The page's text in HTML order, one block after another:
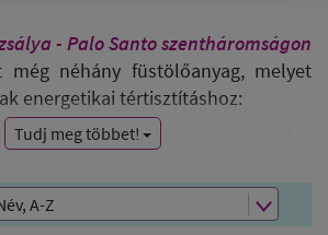
Tudj meg többet!
- Palo Santo szentháromságon
néhány füstölőanyag, melyet
energetikai tértisztításhoz:
ami nálunk a tömjén, az az amerikai
is főként a világos változatait (
blanco ) használják tértisztításkor,